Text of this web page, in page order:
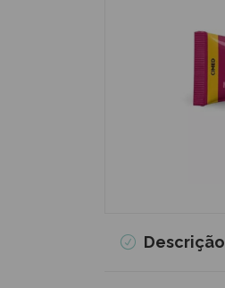
Descrição